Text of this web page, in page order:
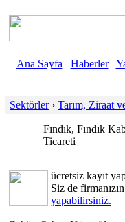
Ana Sayfa Haberler
Sektörler› Tarım, Ziraat
Fındık, Fındık
Ticareti
ücretsiz kayıt
Siz de
yapabilirsiniz.